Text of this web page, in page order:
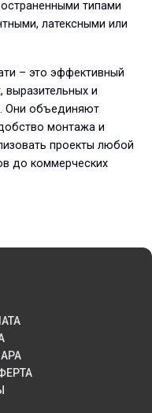
типами
латексными или
– это эффективный
выразительных и
Они объединяют
монтажа и
проекты любой
до коммерческих